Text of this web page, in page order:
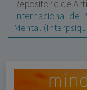
Repositorio de
Internacional de
Mental